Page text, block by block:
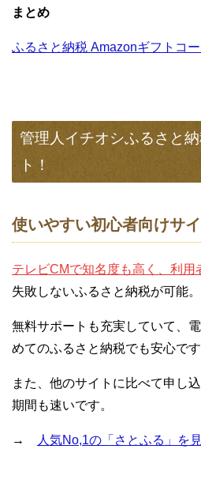
まとめ
ふるさと納税 Amazonギフトコ
管理人イチオシふるさと
ト！
使いやすい初心者向けサ
テレビCMで知名度も高く、利用
失敗しないふるさと納税が可能。
無料サポートも充実していて、
めてのふるさと納税でも安心です
また、他のサイトに比べて申し
期間も速いです。
→ 人気No,1の「さとふる」を